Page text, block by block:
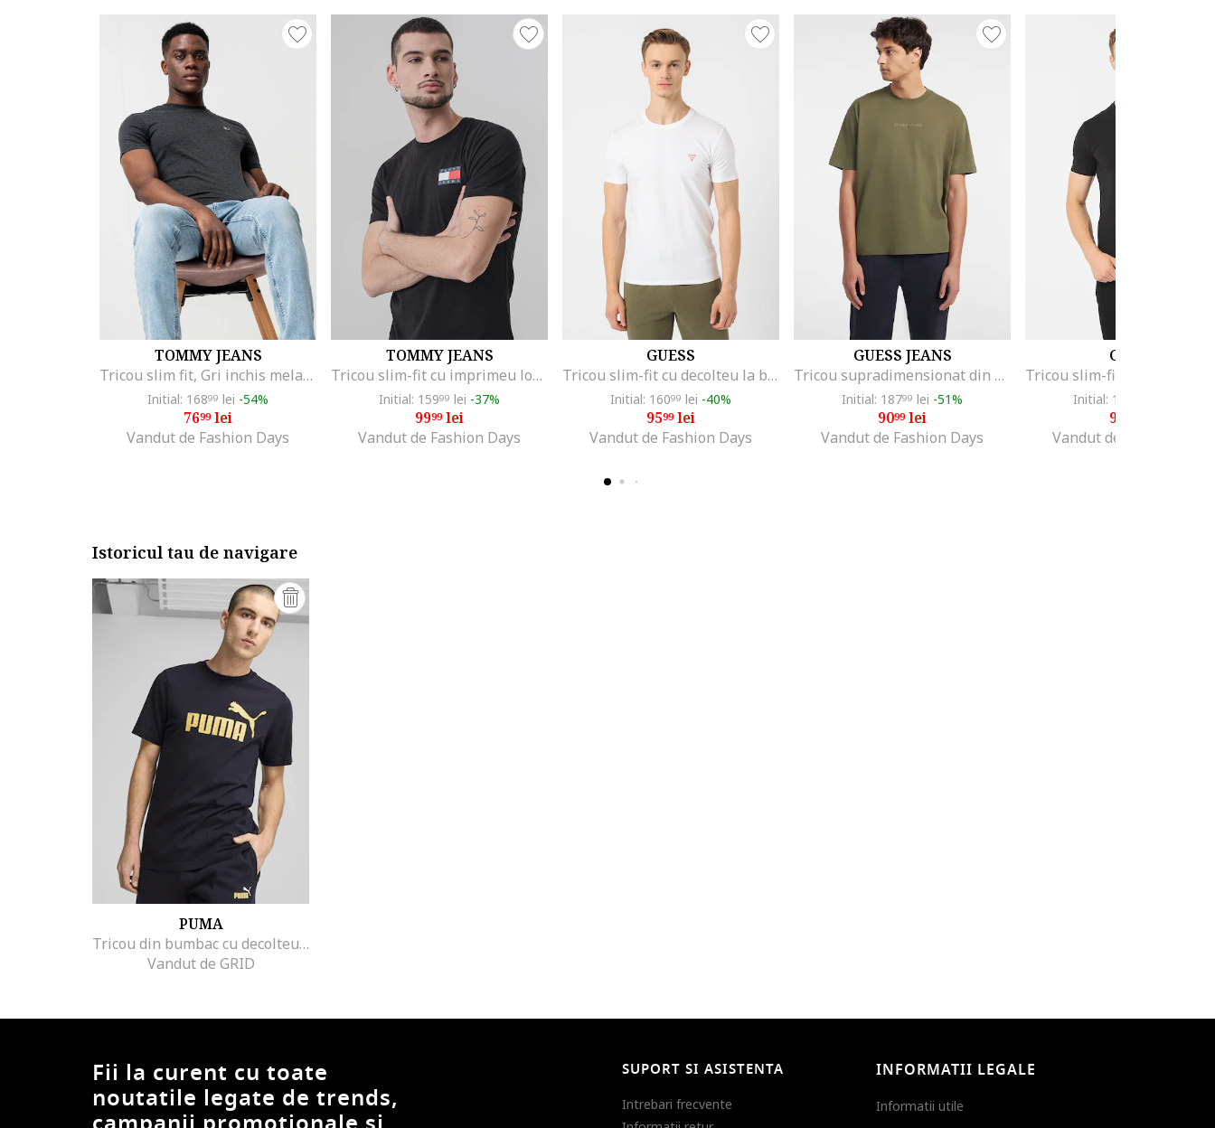
TOMMY JEANS
Tricou slim fit, Gri inchis melange
Initial: 16899 lei -54%
7699lei
Vandut de Fashion Days
TOMMY JEANS
Tricou slim-fit cu imprimeu logo, Negru
Initial: 15999 lei -37%
9999lei
Vandut de Fashion Days
GUESS
Tricou slim-fit cu decolteu la baza gatului, Alb
Initial: 16099 lei -40%
9599lei
Vandut de Fashion Days
GUESS JEANS
Tricou supradimensionat din bumbac cu broderie logo, Kaki
Initial: 18799 lei -51%
9099lei
Vandut de Fashion Days
GUESS
Initial: 160
95
Vandut de Fashion Days
Istoricul tau de navigare
PUMA
Tricou din bumbac cu decolteu la baza gatului si logo
Vandut de GRID
Fii la curent cu toate
noutatile legate de trends,
SUPORT SI ASISTENTA
Intrebari frecvente
INFORMATII LEGALE
Informatii utile